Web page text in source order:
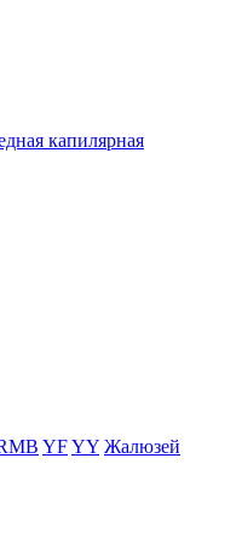
капилярная
YFYY Жалюзей